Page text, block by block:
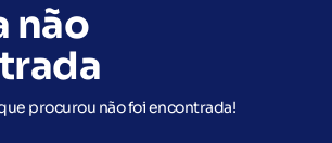
não
procurou não foi encontrada!